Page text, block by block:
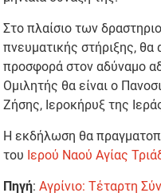
Στο πλαίσιο των
πνευματικής στήριξης, θα
προσφορά στον αδύναμο
Ομιλητής θα είναι ο
Ζήσης, Ιεροκήρυξ της
Η εκδήλωση θα
του Ιερού Ναού Αγίας
Πηγή:Αγρίνιο: Τέταρτη